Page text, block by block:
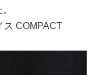
ス COMPACT